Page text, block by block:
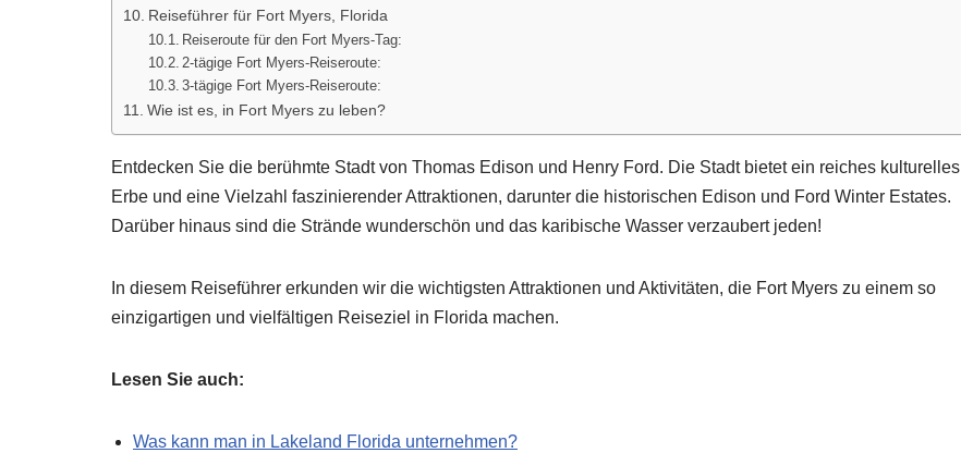
Reiseführer für Fort Myers, Florida
Reiseroute für den Fort Myers-Tag:
2-tägige Fort Myers-Reiseroute:
3-tägige Fort Myers-Reiseroute:
Wie ist es, in Fort Myers zu leben?
Entdecken Sie die berühmte Stadt von Thomas Edison und Henry Ford. Die Stadt bietet ein reiches kulturelles
Erbe und eine Vielzahl faszinierender Attraktionen, darunter die historischen Edison und Ford Winter Estates.
Darüber hinaus sind die Strände wunderschön und das karibische Wasser verzaubert jeden!
In diesem Reiseführer erkunden wir die wichtigsten Attraktionen und Aktivitäten, die Fort Myers zu einem so
einzigartigen und vielfältigen Reiseziel in Florida machen.
Lesen Sie auch:
Was kann man in Lakeland Florida unternehmen?